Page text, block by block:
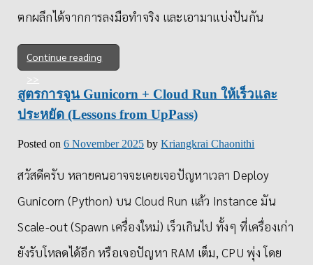
ตกผลึกได้จากการลงมือทำจริง และเอามาแบ่งปันกัน
Continue reading
สูตรการจูน Gunicorn + Cloud Run ให้เร็วและ
ประหยัด (Lessons from UpPass)
Posted on6 November 2025 byKriangkrai Chaonithi
สวัสดีครับ หลายคนอาจจะเคยเจอปัญหาเวลา Deploy
Gunicorn (Python) บน Cloud Run แล้ว Instance มัน
Scale-out (Spawn เครื่องใหม่) เร็วเกินไป ทั้งๆ ที่เครื่องเก่า
ยังรับโหลดได้อีก หรือเจอปัญหา RAM เต็ม, CPU พุ่ง โดย